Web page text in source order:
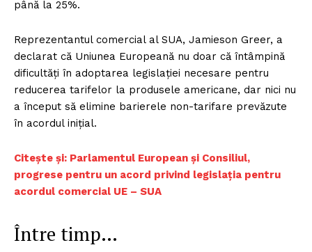
până la 25%.
Reprezentantul comercial al SUA, Jamieson Greer, a
declarat că Uniunea Europeană nu doar că întâmpină
dificultăți în adoptarea legislației necesare pentru
reducerea tarifelor la produsele americane, dar nici nu
a început să elimine barierele non-tarifare prevăzute
în acordul inițial.
Citește și: Parlamentul European și Consiliul,
progrese pentru un acord privind legislația pentru
acordul comercial UE – SUA
Între timp…